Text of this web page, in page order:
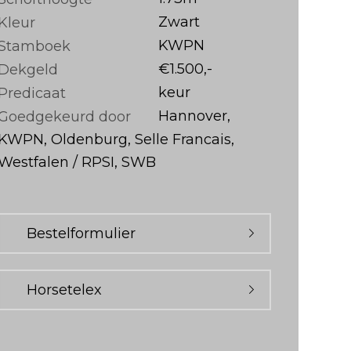
Zwart
KWPN
€1.500,-
keur
door
Hannover,
Oldenburg, Selle Francais,
/ RPSI, SWB
Bestelformulier
Horsetelex